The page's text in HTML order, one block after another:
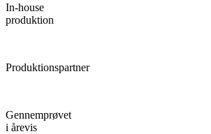
In-house
produktion
Produktionspartner
Gennemprøvet
i årevis